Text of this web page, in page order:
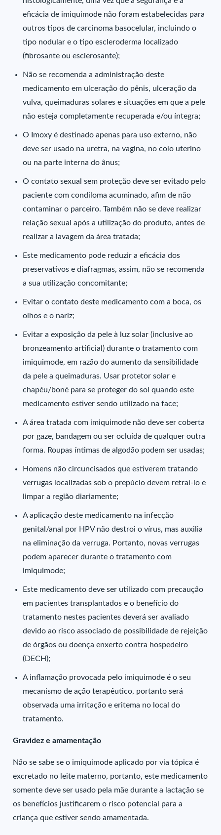
eficácia de imiquimode não foram estabelecidas para
outros tipos de carcinoma basocelular, incluindo o
tipo nodular e o tipo escleroderma localizado
(fibrosante ou esclerosante);
Não se recomenda a administração deste
medicamento em ulceração do pênis, ulceração da
vulva, queimaduras solares e situações em que a pele
não esteja completamente recuperada e/ou íntegra;
O Imoxy é destinado apenas para uso externo, não
deve ser usado na uretra, na vagina, no colo uterino
ou na parte interna do ânus;
O contato sexual sem proteção deve ser evitado pelo
paciente com condiloma acuminado, afim de não
contaminar o parceiro. Também não se deve realizar
relação sexual após a utilização do produto, antes de
realizar a lavagem da área tratada;
Este medicamento pode reduzir a eficácia dos
preservativos e diafragmas, assim, não se recomenda
a sua utilização concomitante;
Evitar o contato deste medicamento com a boca, os
olhos e o nariz;
Evitar a exposição da pele à luz solar (inclusive ao
bronzeamento artificial) durante o tratamento com
imiquimode, em razão do aumento da sensibilidade
da pele a queimaduras. Usar protetor solar e
chapéu/boné para se proteger do sol quando este
medicamento estiver sendo utilizado na face;
A área tratada com imiquimode não deve ser coberta
por gaze, bandagem ou ser ocluída de qualquer outra
forma. Roupas íntimas de algodão podem ser usadas;
Homens não circuncisados que estiverem tratando
verrugas localizadas sob o prepúcio devem retraí-lo e
limpar a região diariamente;
A aplicação deste medicamento na infecção
genital/anal por HPV não destroi o vírus, mas auxilia
na eliminação da verruga. Portanto, novas verrugas
podem aparecer durante o tratamento com
imiquimode;
Este medicamento deve ser utilizado com precaução
em pacientes transplantados e o benefício do
tratamento nestes pacientes deverá ser avaliado
devido ao risco associado de possibilidade de rejeição
de órgãos ou doença enxerto contra hospedeiro
(DECH);
A inflamação provocada pelo imiquimode é o seu
mecanismo de ação terapêutico, portanto será
observada uma irritação e eritema no local do
tratamento.
Gravidez e amamentação
Não se sabe se o imiquimode aplicado por via tópica é
excretado no leite materno, portanto, este medicamento
somente deve ser usado pela mãe durante a lactação se
os benefícios justificarem o risco potencial para a
criança que estiver sendo amamentada.